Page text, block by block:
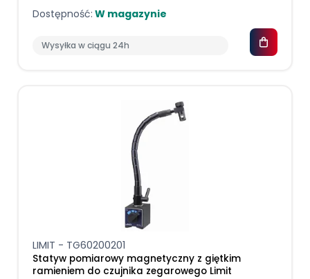
Dostępność: W magazynie
Wysyłka w ciągu 24h
LIMIT - TG60200201
Statyw pomiarowy magnetyczny z giętkim
ramieniem do czujnika zegarowego Limit